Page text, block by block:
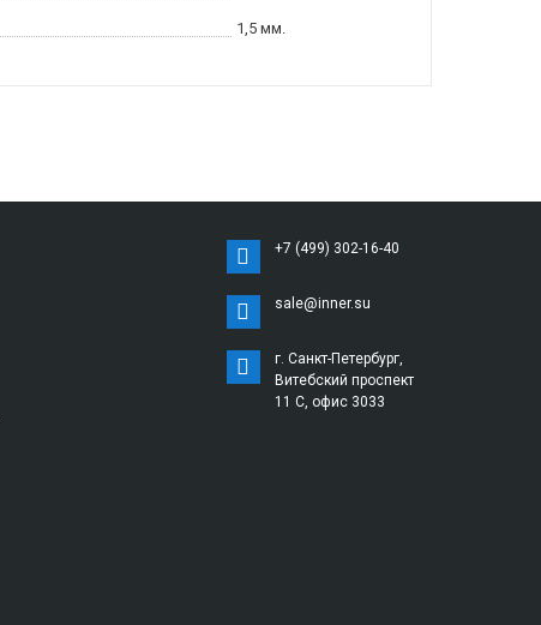
1,5 мм.
+7 (499) 302-16-40
sale@inner.su
г. Санкт-Петербург,
Витебский проспект
11 С, офис 3033